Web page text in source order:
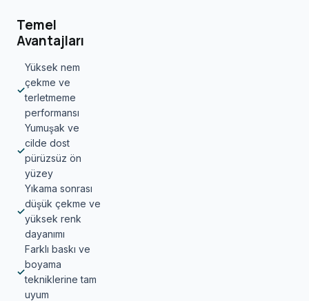
Temel
Avantajları
✓
Yüksek nem
çekme ve
terletmeme
performansı
✓
Yumuşak ve
cilde dost
pürüzsüz ön
yüzey
✓
Yıkama sonrası
düşük çekme ve
yüksek renk
dayanımı
✓
Farklı baskı ve
boyama
tekniklerine tam
uyum